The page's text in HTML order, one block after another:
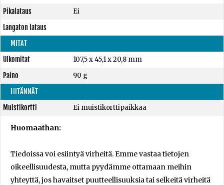
Pikalataus
Ei
Langaton lataus
MITAT
Ulkomitat
107,5 x 45,1 x 20,8 mm
Paino
90 g
LIITÄNNÄT
Muistikortti
Ei muistikorttipaikkaa
Huomaathan:
Tiedoissa voi esiintyä virheitä. Emme vastaa tietojen
oikeellisuudesta, mutta pyydämme ottamaan meihin
yhteyttä, jos havaitset puutteellisuuksia tai selkeitä virheitä